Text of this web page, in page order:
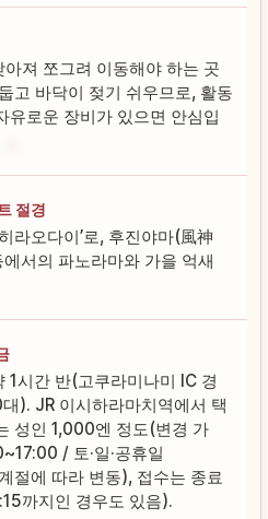
져 쪼그려 이동해야 하는 곳
고 바닥이 젖기 쉬우므로, 활동
유로운 장비가 있으면 안심입
절경
라오다이’로, 후진야마(風神
서의 파노라마와 가을 억새
1시간 반(고쿠라미나미 IC 경
). JR 이시하라마치역에서 택
성인 1,000엔 정도(변경 가
/ 토·일·공휴일
절에 따라 변동), 접수는 종료
까지인 경우도 있음).